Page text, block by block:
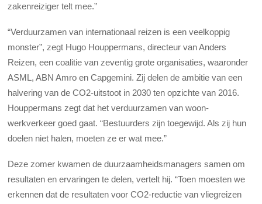
zakenreiziger telt mee.”
“Verduurzamen van internationaal reizen is een veelkoppig
monster”, zegt Hugo Houppermans, directeur van Anders
Reizen, een coalitie van zeventig grote organisaties, waaronder
ASML, ABN Amro en Capgemini. Zij delen de ambitie van een
halvering van de CO2-uitstoot in 2030 ten opzichte van 2016.
Houppermans zegt dat het verduurzamen van woon-
werkverkeer goed gaat. “Bestuurders zijn toegewijd. Als zij hun
doelen niet halen, moeten ze er wat mee.”
Deze zomer kwamen de duurzaamheidsmanagers samen om
resultaten en ervaringen te delen, vertelt hij. “Toen moesten we
erkennen dat de resultaten voor CO2-reductie van vliegreizen